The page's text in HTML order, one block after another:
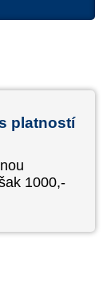
platností
1000,-